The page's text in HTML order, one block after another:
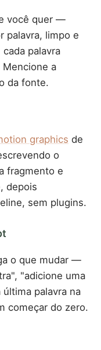
você quer —
palavra, limpo e
palavra
Mencione a
da fonte.
graphics de
o
fragmento e
depois
sem plugins.
o que mudar —
"adicione uma
palavra na
começar do zero.